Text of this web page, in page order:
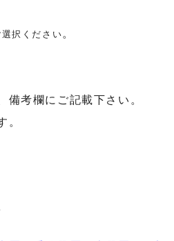
択ください 。
考欄にご記載下さい。
。